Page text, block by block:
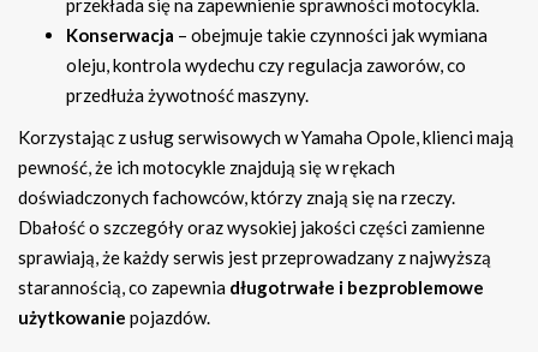
przekłada się na zapewnienie sprawności motocykla.
Konserwacja – obejmuje takie czynności jak wymiana
oleju, kontrola wydechu czy regulacja zaworów, co
przedłuża żywotność maszyny.
Korzystając z usług serwisowych w Yamaha Opole, klienci mają
pewność, że ich motocykle znajdują się w rękach
doświadczonych fachowców, którzy znają się na rzeczy.
Dbałość o szczegóły oraz wysokiej jakości części zamienne
sprawiają, że każdy serwis jest przeprowadzany z najwyższą
starannością, co zapewnia długotrwałe i bezproblemowe
użytkowanie pojazdów.